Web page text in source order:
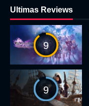
Ultimas Reviews
9
9